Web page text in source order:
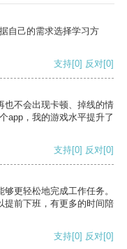
自己的需求选择学习方
支持[0] 反对[0]
也不会出现卡顿、掉线的情
app，我的游戏水平提升了
支持[0] 反对[0]
更轻松地完成工作任务。
提前下班，有更多的时间陪
支持[0] 反对[0]